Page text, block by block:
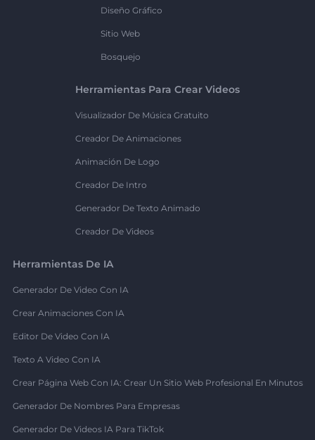
Diseño Gráfico
Sitio Web
Bosquejo
Herramientas Para Crear Videos
Visualizador De Música Gratuito
Creador De Animaciones
Animación De Logo
Creador De Intro
Generador De Texto Animado
Creador De Videos
Herramientas De IA
Generador De Video Con IA
Crear Animaciones Con IA
Editor De Video Con IA
Texto A Video Con IA
Crear Página Web Con IA: Crear Un Sitio Web Profesional En Minutos
Generador De Nombres Para Empresas
Generador De Videos IA Para TikTok